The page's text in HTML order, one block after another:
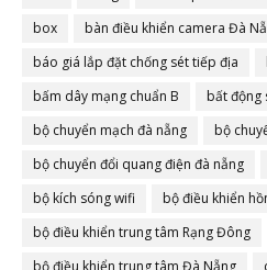
box
bàn điều khiển camera Đà
báo giá lắp đặt chống sét tiếp địa
bấm dây mạng chuẩn B
bất động
bộ chuyển mạch đà nẵng
bộ
bộ chuyển đổi quang điện đà nẵng
bộ kích sóng wifi
bộ điều khiển
bộ điều khiển trung tâm Rạng Đông
bộ điều khiển trung tâm Đà Nẵng